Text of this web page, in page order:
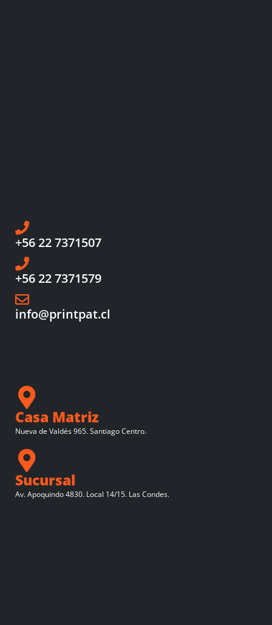
+56 22 7371507
+56 22 7371579
info@printpat.cl
Casa Matriz
Nueva de Valdés 965. Santiago Centro.
Sucursal
Av. Apoquindo 4830. Local 14/15. Las Condes.